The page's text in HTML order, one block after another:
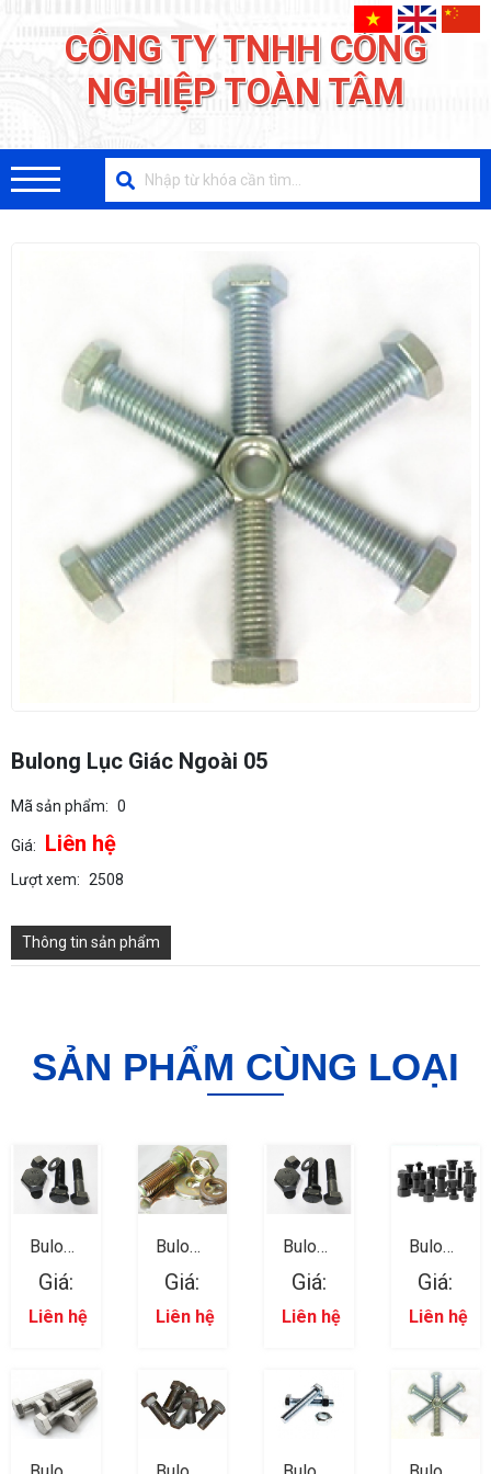
CÔNG TY TNHH CÔNG
NGHIỆP TOÀN TÂM
Bulong Lục Giác Ngoài 05
Mã sản phẩm: 0
Giá: Liên hệ
Lượt xem: 2508
Thông tin sản phẩm
SẢN PHẨM CÙNG LOẠI
Bulong
Ngoài
12
Giá:
Liên hệ
Bulong
Ngoài
11
Giá:
Liên hệ
Bulong
Ngoài
10
Giá:
Liên hệ
Bulong
Ngoài
09
Giá:
Liên hệ